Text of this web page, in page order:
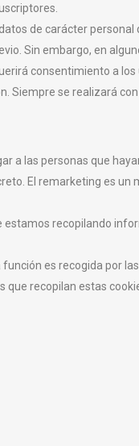
de carácter
Sin embargo, en
consentimiento a
Siempre se realizará
a las personas que
El remarketing es un
estamos recopilando
es recogida por
que recopilan estas